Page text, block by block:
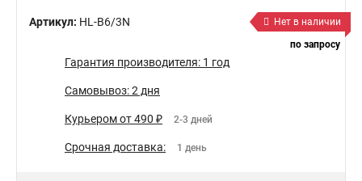
Артикул: HL-B6/3N
Нет в наличии
по запросу
Гарантия производителя: 1 год
Самовывоз: 2 дня
Курьером от 490 ₽ 2-3 дней
Срочная доставка: 1 день